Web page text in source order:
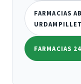
FARMACIAS
FARMACIAS